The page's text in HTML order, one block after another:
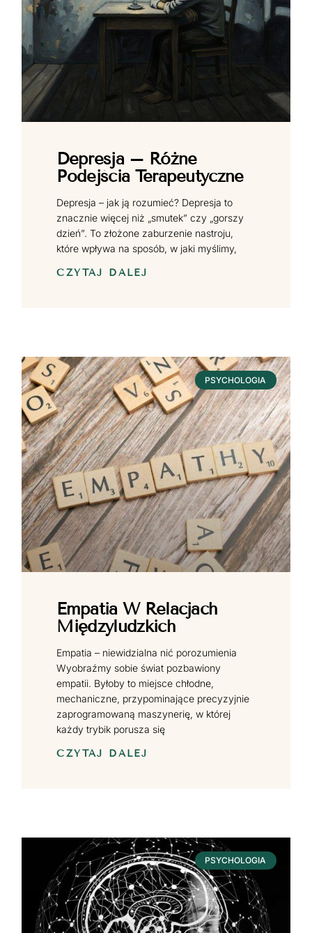
Depresja – Różne
Podejścia Terapeutyczne
Depresja – jak ją rozumieć? Depresja to
znacznie więcej niż „smutek” czy „gorszy
dzień”. To złożone zaburzenie nastroju,
które wpływa na sposób, w jaki myślimy,
CZYTAJ DALEJ
PSYCHOLOGIA
Empatia W Relacjach
Międzyludzkich
Empatia – niewidzialna nić porozumienia
Wyobraźmy sobie świat pozbawiony
empatii. Byłoby to miejsce chłodne,
mechaniczne, przypominające precyzyjnie
zaprogramowaną maszynerię, w której
każdy trybik porusza się
CZYTAJ DALEJ
PSYCHOLOGIA